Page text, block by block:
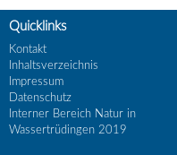
Quicklinks
Kontakt
Inhaltsverzeichnis
Impressum
Datenschutz
Interner Bereich Natur in
Wassertrüdingen 2019